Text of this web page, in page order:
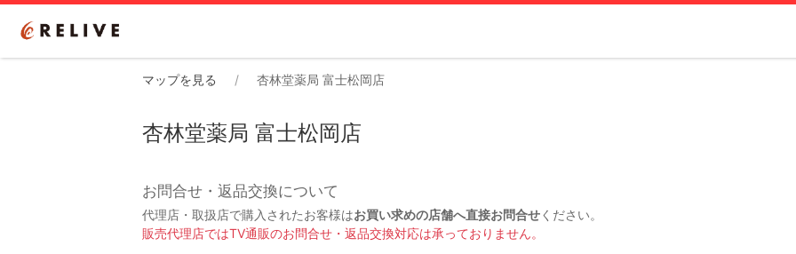
マップを見る 杏林堂薬局 富士松岡店
杏林堂薬局 富士松岡店
お問合せ・返品交換について
代理店・取扱店で購入されたお客様はお買い求めの店舗へ直接お問合せください。
販売代理店ではTV通販のお問合せ・返品交換対応は承っておりません。